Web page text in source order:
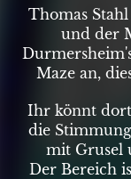
Thomas
und der
Maze an,
Ihr könnt
die
mit Grusel
Der Bereich